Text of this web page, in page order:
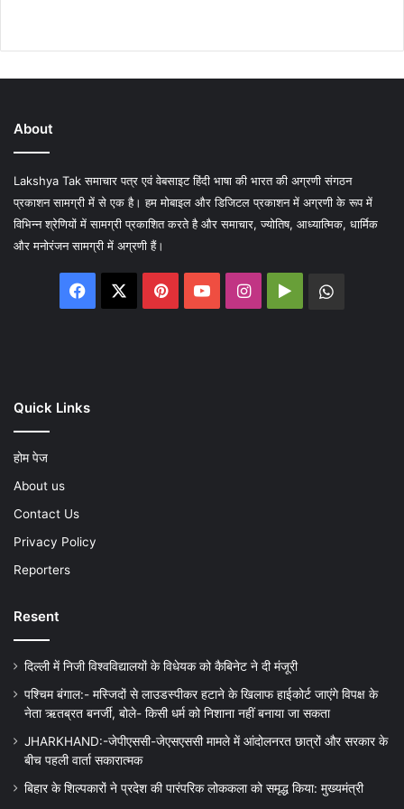
About
Lakshya Tak समाचार पत्र एवं वेबसाइट हिंदी भाषा की भारत की अग्रणी संगठन
प्रकाशन सामग्री में से एक है। हम मोबाइल और डिजिटल प्रकाशन में अग्रणी के रूप में
विभिन्न श्रेणियों में सामग्री प्रकाशित करते है और समाचार, ज्योतिष, आध्यात्मिक, धार्मिक
और मनोरंजन सामग्री में अग्रणी हैं।
Facebook PinterestYouTubeInstagram
Google
Quick Links
होम पेज
About us
Contact Us
Privacy Policy
Reporters
Resent
दिल्ली में निजी विश्वविद्यालयों के विधेयक को कैबिनेट ने दी मंजूरी
पश्चिम बंगाल:- मस्जिदों से लाउडस्पीकर हटाने के खिलाफ हाईकोर्ट जाएंगे विपक्ष के
नेता ऋतब्रत बनर्जी, बोले- किसी धर्म को निशाना नहीं बनाया जा सकता
JHARKHAND:-जेपीएससी-जेएसएससी मामले में आंदोलनरत छात्रों और सरकार के
बीच पहली वार्ता सकारात्मक
बिहार के शिल्पकारों ने प्रदेश की पारंपरिक लोककला को समृद्ध किया: मुख्यमंत्री